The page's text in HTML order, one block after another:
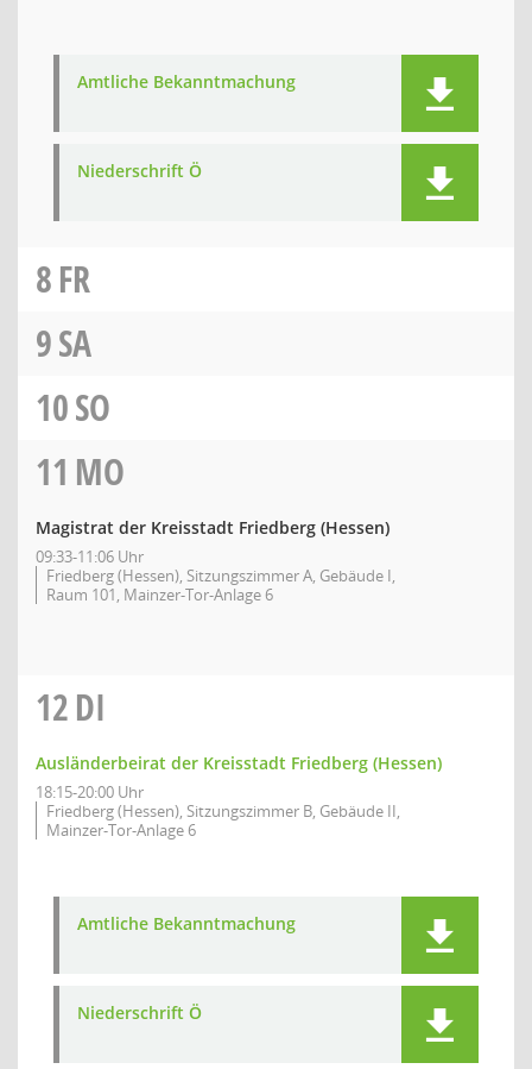
Amtliche Bekanntmachung
Niederschrift Ö
8FR
9SA
10SO
11 MO
Magistrat der Kreisstadt Friedberg (Hessen)
09:33-11:06 Uhr
Friedberg (Hessen), Sitzungszimmer A, Gebäude I,
Raum 101, Mainzer-Tor-Anlage 6
12DI
Ausländerbeirat der Kreisstadt Friedberg (Hessen)
18:15-20:00 Uhr
Friedberg (Hessen), Sitzungszimmer B, Gebäude II,
Mainzer-Tor-Anlage 6
Amtliche Bekanntmachung
Niederschrift Ö